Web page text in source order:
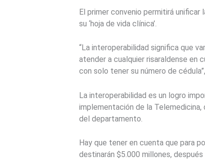
El primer convenio permitirá
su ‘hoja de vida clínica’.
“La interoperabilidad significa que
atender a cualquier risaraldense en
con solo tener su número de
La interoperabilidad es un logro
implementación de la
del departamento.
Hay que tener en cuenta que para
destinarán $5.000 millones,